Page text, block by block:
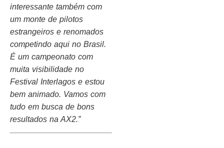
interessante também com
um monte de pilotos
estrangeiros e renomados
competindo aqui no Brasil.
É um campeonato com
muita visibilidade no
Festival Interlagos e estou
bem animado. Vamos com
tudo em busca de bons
resultados na AX2.”